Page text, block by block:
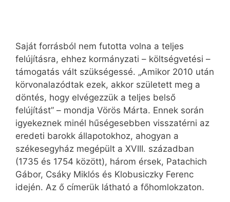
Saját forrásból nem futotta volna a teljes
felújításra, ehhez kormányzati – költségvetési –
támogatás vált szükségessé. „Amikor 2010 után
körvonalazódtak ezek, akkor született meg a
döntés, hogy elvégezzük a teljes belső
felújítást” – mondja Vörös Márta. Ennek során
igyekeznek minél hűségesebben visszatérni az
eredeti barokk állapotokhoz, ahogyan a
székesegyház megépült a XVIII. században
(1735 és 1754 között), három érsek, Patachich
Gábor, Csáky Miklós és Klobusiczky Ferenc
idején. Az ő címerük látható a főhomlokzaton.